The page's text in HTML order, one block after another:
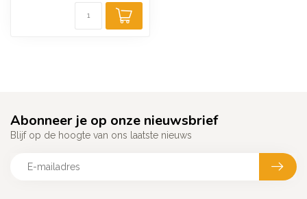
Abonneer je op onze nieuwsbrief
Blijf op de hoogte van ons laatste nieuws